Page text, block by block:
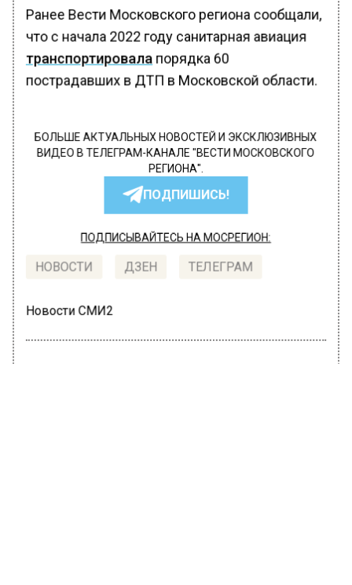
Ранее Вести Московского региона сообщали,
что с начала 2022 году санитарная авиация
транспортировала порядка 60
пострадавших в ДТП в Московской области.
БОЛЬШЕ АКТУАЛЬНЫХ НОВОСТЕЙ И ЭКСКЛЮЗИВНЫХ
ВИДЕО В ТЕЛЕГРАМ-КАНАЛЕ "ВЕСТИ МОСКОВСКОГО
РЕГИОНА".
ПОДПИШИСЬ!
ПОДПИСЫВАЙТЕСЬ НА МОСРЕГИОН:
НОВОСТИ ДЗЕН ТЕЛЕГРАМ
Новости СМИ2